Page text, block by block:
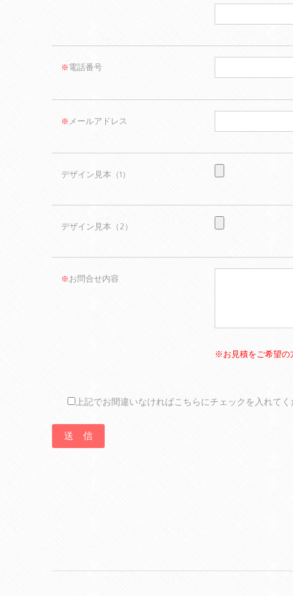
※ 電話番号
※ メールアドレス
デザイン見本（1）
デザイン見本（2）
※ お問合せ内容
※お見積をご希望の
上記でお間違いなければこちらにチェックを入れてく